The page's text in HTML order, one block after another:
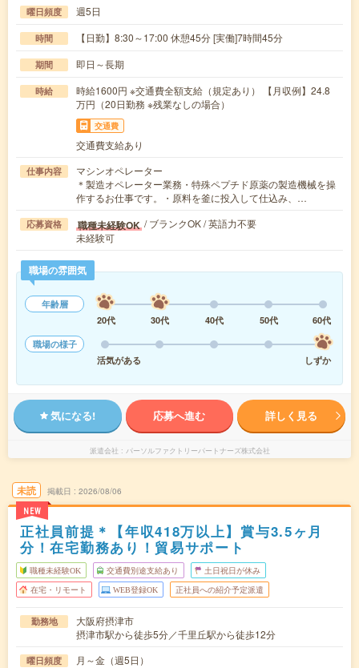
曜日頻度 週5日
時間 【日勤】8:30～17:00 休憩45分 [実働]7時間45分
期間 即日～長期
時給
時給1600円 ※交通費全額支給（規定あり） 【月収例】24.8
万円（20日勤務 ※残業なしの場合）
交通費
交通費支給あり
仕事内容
マシンオペレーター
＊製造オペレーター業務・特殊ペプチド原薬の製造機械を操
作するお仕事です。・原料を釜に投入して仕込み、…
応募資格 職種未経験OK / ブランクOK / 英語力不要
未経験可
職場の雰囲気
年齢層
20代
30代 40代 50代
60代
職場の様子
活気がある
しずか
気になる! 応募へ進む 詳しく見る
派遣会社 パーソルファクトリーパートナーズ株式会社
未読
NEW
掲載日 2026/08/06
正社員前提＊【年収418万以上】賞与3.5ヶ月
分！在宅勤務あり！貿易サポート
職種未経験OK 交通費別途支給あり 土日祝日が休み
在宅・リモート WEB登録OK 正社員への紹介予定派遣
勤務地
大阪府摂津市
摂津市駅から徒歩5分／千里丘駅から徒歩12分
曜日頻度 月～金（週5日）